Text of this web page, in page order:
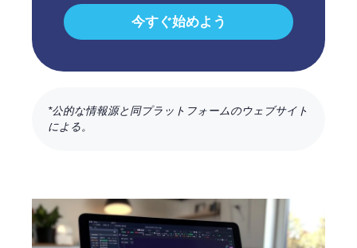
今すぐ始めよう
*公的な情報源と同プラットフォームのウェブサイト
による。